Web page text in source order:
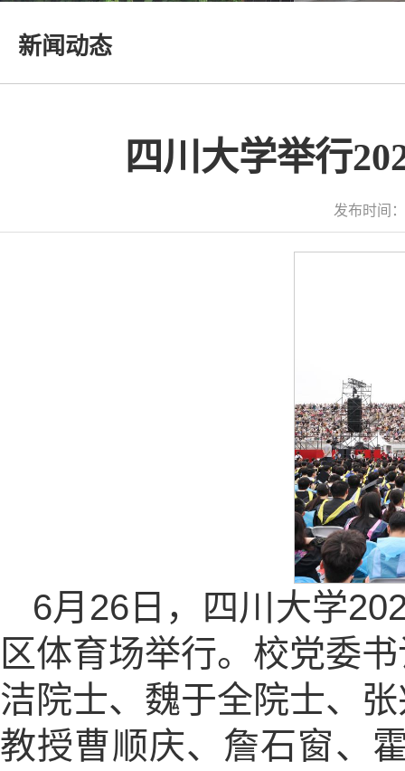
新闻动态
四川大学举行
发布时间
6月26日，四川大学
区体育场举行。校党委
洁院士、魏于全院士、
教授曹顺庆、詹石窗、